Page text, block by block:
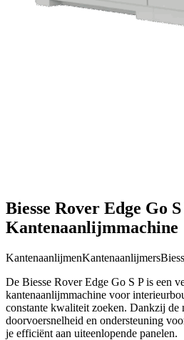
Biesse Rover Edge Go S
Kantenaanlijmmachine
KantenaanlijmenKantenaanlijmers
De Biesse Rover Edge Go S P is een
kantenaanlijmmachine voor
constante kwaliteit zoeken. Dankzij de
doorvoersnelheid en ondersteuning
je efficiënt aan uiteenlopende panelen.